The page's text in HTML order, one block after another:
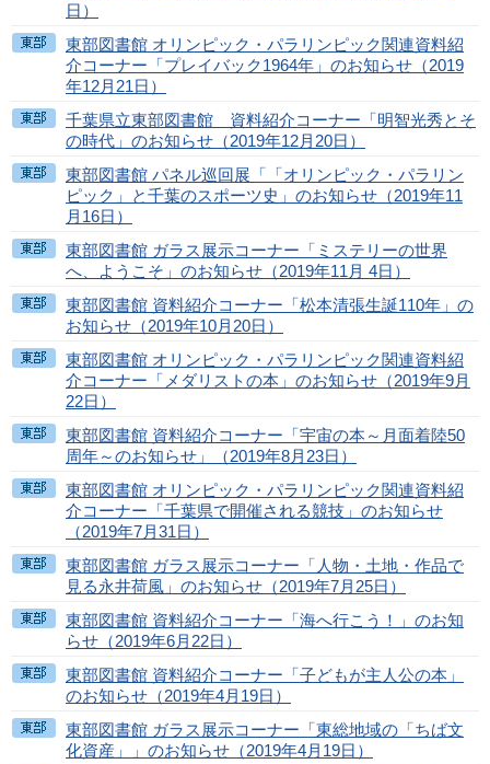
日）
東部図書館 オリンピック・パラリンピック関連資料紹
介コーナー「プレイバック1964年」のお知らせ（2019
年12月21日）
千葉県立東部図書館 資料紹介コーナー「明智光秀とそ
の時代」のお知らせ（2019年12月20日）
東部図書館 パネル巡回展「「オリンピック・パラリン
ピック」と千葉のスポーツ史」のお知らせ（2019年11
月16日）
東部図書館 ガラス展示コーナー「ミステリーの世界
へ、ようこそ」のお知らせ（2019年11月 4日）
東部図書館 資料紹介コーナー「松本清張生誕110年」の
お知らせ（2019年10月20日）
東部図書館 オリンピック・パラリンピック関連資料紹
介コーナー「メダリストの本」のお知らせ（2019年9月
22日）
東部図書館 資料紹介コーナー「宇宙の本～月面着陸50
周年～のお知らせ」（2019年8月23日）
東部図書館 オリンピック・パラリンピック関連資料紹
介コーナー「千葉県で開催される競技」のお知らせ
（2019年7月31日）
東部図書館 ガラス展示コーナー「人物・土地・作品で
見る永井荷風」のお知らせ（2019年7月25日）
東部図書館 資料紹介コーナー「海へ行こう！」のお知
らせ（2019年6月22日）
東部図書館 資料紹介コーナー「子どもが主人公の本」
のお知らせ（2019年4月19日）
東部図書館 ガラス展示コーナー「東総地域の「ちば文
化資産」」のお知らせ（2019年4月19日）